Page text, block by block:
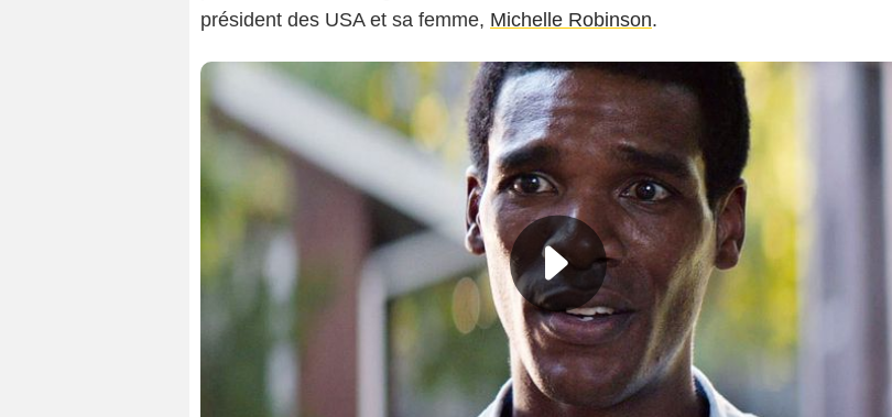
président des USA et sa femme, Michelle Robinson.